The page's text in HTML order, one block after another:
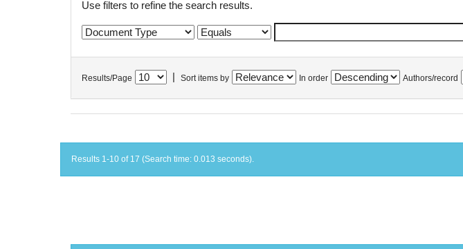
Use filters to refine the search results.
Results/Page Sort items by In order Authors/record
Results 1-10 of 17 (Search time: 0.013 seconds).